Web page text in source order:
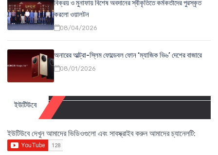
বিক্রয় ও মুনাফায় বিশেষ অবদানের স্বীকৃতিতে কর্মকর্তাদের পুরস্কৃত
করলো ওয়ালটন
08/04/2026
অনারের আল্ট্রা-স্লিম ফোল্ডেবল ফোন ‘ম্যাজিক ভি৬’ দেশের বাজারে
08/01/2026
ইউটিউবে
ইউটিউবে দেখুন আমাদের ভিডিওগুলো এবং সাবস্ক্রাইব করুন আমাদের চ্যানেলটি: